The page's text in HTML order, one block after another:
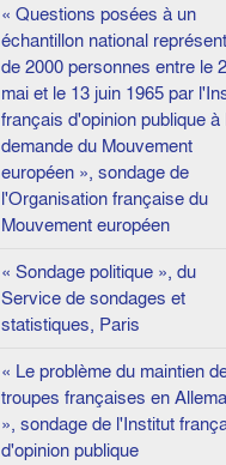
« Questions posées à un
échantillon national
de 2000 personnes entre le
mai et le 13 juin 1965 par
français d'opinion publique à
demande du Mouvement
européen », sondage de
l'Organisation française du
Mouvement européen
« Sondage politique », du
Service de sondages et
statistiques, Paris
« Le problème du maintien
troupes françaises en
», sondage de l'Institut
d'opinion publique